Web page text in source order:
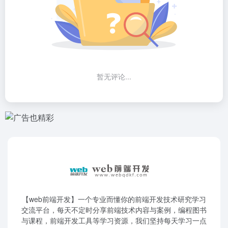
暂无评论...
【web前端开发】一个专业而懂你的前端开发技术研究学习
交流平台，每天不定时分享前端技术内容与案例，编程图书
与课程，前端开发工具等学习资源，我们坚持每天学习一点